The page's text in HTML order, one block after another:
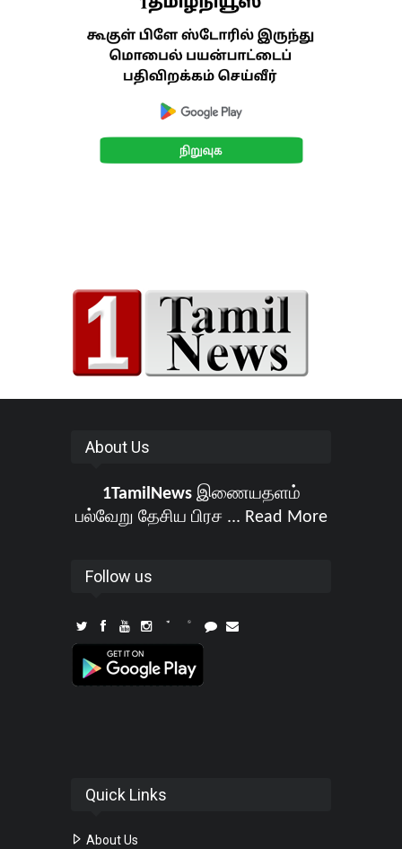
About Us
1TamilNewsஇணையதளம்
பல்வேறு தேசிய பிரச ... Read More
Follow us
Quick Links
About Us